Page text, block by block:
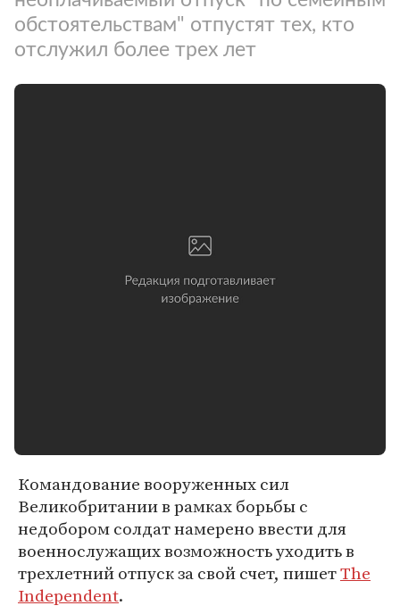
обстоятельствам" отпустят тех, кто
отслужил более трех лет
Командование вооруженных сил
Великобритании в рамках борьбы с
недобором солдат намерено ввести для
военнослужащих возможность уходить в
трехлетний отпуск за свой счет, пишетThe
Independent.